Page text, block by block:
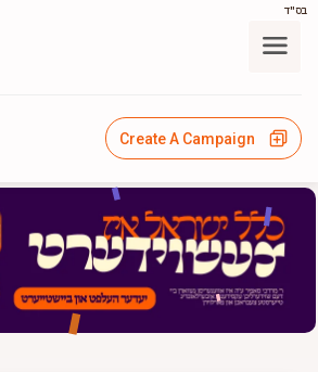
בס"ד
Create A Campaign